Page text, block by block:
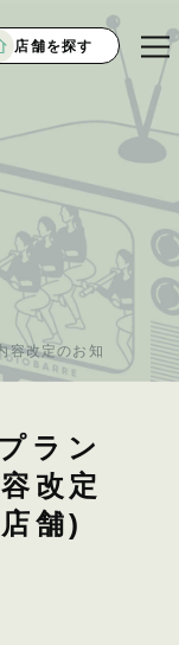
店舗を探す
容改定のお知
ラン
改定
舗)